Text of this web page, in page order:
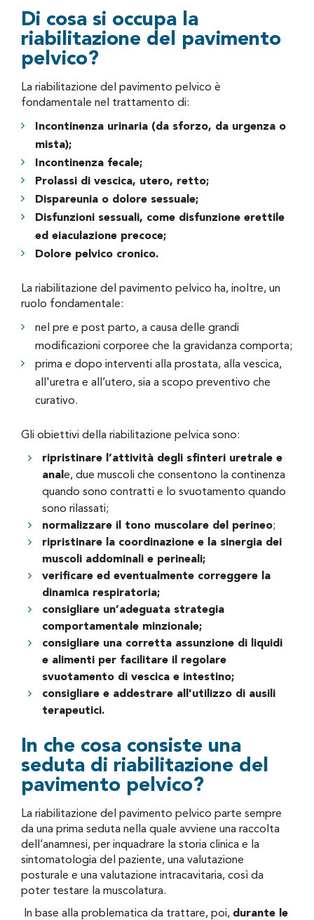
Di cosa si occupa la
riabilitazione del pavimento
pelvico?
La riabilitazione del pavimento pelvico è
fondamentale nel trattamento di:
Incontinenza urinaria (da sforzo, da urgenza o
mista);
Incontinenza fecale;
Prolassi di vescica, utero, retto;
Dispareunia o dolore sessuale;
Disfunzioni sessuali, come disfunzione erettile
ed eiaculazione precoce;
Dolore pelvico cronico.
La riabilitazione del pavimento pelvico ha, inoltre, un
ruolo fondamentale:
nel pre e post parto, a causa delle grandi
modificazioni corporee che la gravidanza comporta;
prima e dopo interventi alla prostata, alla vescica,
all'uretra e all’utero, sia a scopo preventivo che
curativo.
Gli obiettivi della riabilitazione pelvica sono:
ripristinare l’attività degli sfinteri uretrale e
anal e, due muscoli che consentono la continenza
quando sono contratti e lo svuotamento quando
sono rilassati;
normalizzare il tono muscolare del perineo;
ripristinare la coordinazione e la sinergia dei
muscoli addominali e perineali;
verificare ed eventualmente correggere la
dinamica respiratoria;
consigliare un’adeguata strategia
comportamentale minzionale;
consigliare una corretta assunzione di liquidi
e alimenti per facilitare il regolare
svuotamento di vescica e intestino;
consigliare e addestrare all'utilizzo di ausili
terapeutici.
In che cosa consiste una
seduta di riabilitazione del
pavimento pelvico?
La riabilitazione del pavimento pelvico parte sempre
da una prima seduta nella quale avviene una raccolta
dell’anamnesi, per inquadrare la storia clinica e la
sintomatologia del paziente, una valutazione
posturale e una valutazione intracavitaria, così da
poter testare la muscolatura.
In base alla problematica da trattare, poi, durante le